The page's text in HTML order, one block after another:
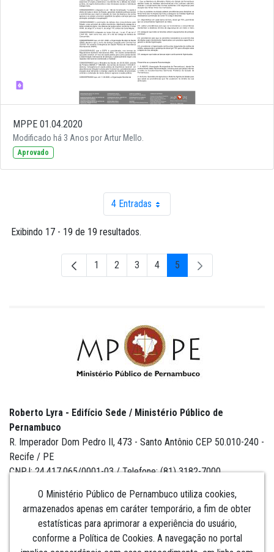
MPPE 01.04.2020
Modificado há 3 Anos por Artur Mello.
Aprovado
4 EntradasPor página
Exibindo 17 - 19 de 19 resultados.
Página
1 Página
2 Página
3 Página
4 Página
5
O Ministério Público de Pernambuco utiliza cookies,
armazenados apenas em caráter temporário, a fim de obter
estatísticas para aprimorar a experiência do usuário,
conforme a Política de Cookies. A navegação no portal
Roberto Lyra - Edifício Sede / Ministério Público de
Pernambuco
R. Imperador Dom Pedro II, 473 - Santo Antônio CEP 50.010-240 -
Recife / PE
CNPJ: 24.417.065/0001-03 / Telefone: (81) 3182-7000
Institucional